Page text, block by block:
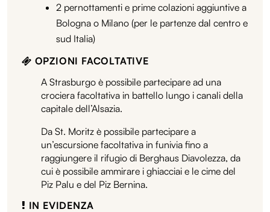
2 pernottamenti e prime colazioni aggiuntive a
Bologna o Milano (per le partenze dal centro e
sud Italia)
OPZIONI FACOLTATIVE
A Strasburgo è possibile partecipare ad una
crociera facoltativa in battello lungo i canali della
capitale dell’Alsazia.
Da St. Moritz è possibile partecipare a
un’escursione facoltativa in funivia fino a
raggiungere il rifugio di Berghaus Diavolezza, da
cui è possibile ammirare i ghiacciai e le cime del
Piz Palu e del Piz Bernina.
IN EVIDENZA